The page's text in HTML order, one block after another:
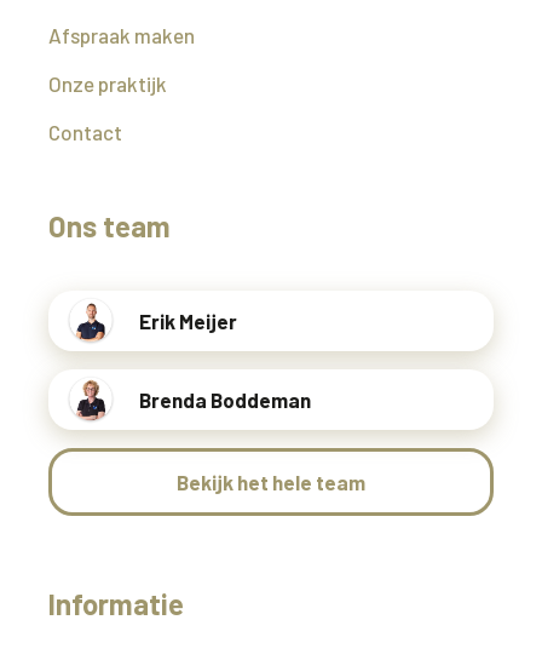
Afspraak maken
Onze praktijk
Contact
Ons team
Erik Meijer
Brenda Boddeman
Bekijk het hele team
Informatie